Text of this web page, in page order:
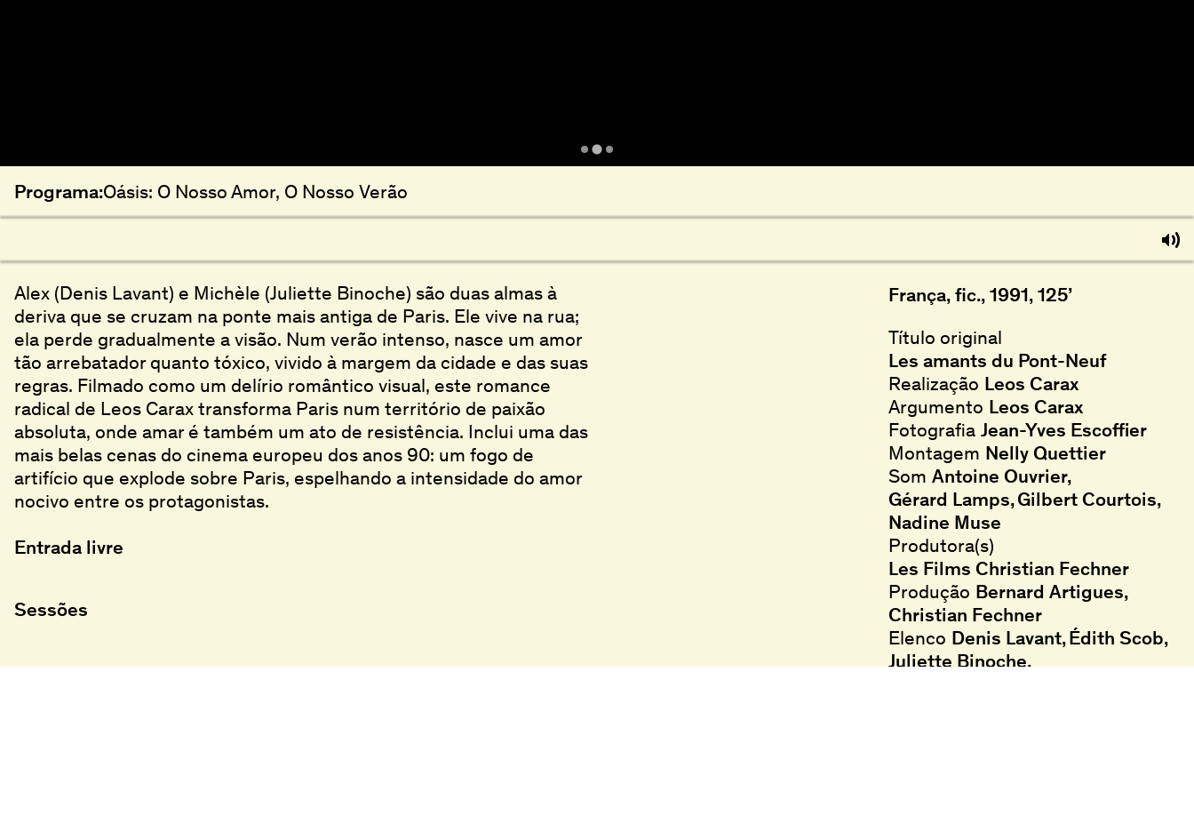
Programa:Oásis: O Nosso Amor, O Nosso Verão
Alex (Denis Lavant) e Michèle (Juliette Binoche) são duas almas à
deriva que se cruzam na ponte mais antiga de Paris. Ele vive na rua;
ela perde gradualmente a visão. Num verão intenso, nasce um amor
tão arrebatador quanto tóxico, vivido à margem da cidade e das suas
regras. Filmado como um delírio romântico visual, este romance
radical de Leos Carax transforma Paris num território de paixão
absoluta, onde amar é também um ato de resistência. Inclui uma das
mais belas cenas do cinema europeu dos anos 90: um fogo de
artifício que explode sobre Paris, espelhando a intensidade do amor
nocivo entre os protagonistas.
Entrada livre
Sessões
França, fic., 1991, 125’
Título original
Les amants du Pont-Neuf
Realização Leos Carax
Argumento Leos Carax
Fotografia Jean-Yves Escoffier
Montagem Nelly Quettier
Som Antoine Ouvrier
Gérard Lamps Gilbert Courtois
Nadine Muse
Produtora(s)
Les Films Christian Fechner
Produção Bernard Artigues
Christian Fechner
Elenco Denis Lavant Édith Scob
Juliette Binoche